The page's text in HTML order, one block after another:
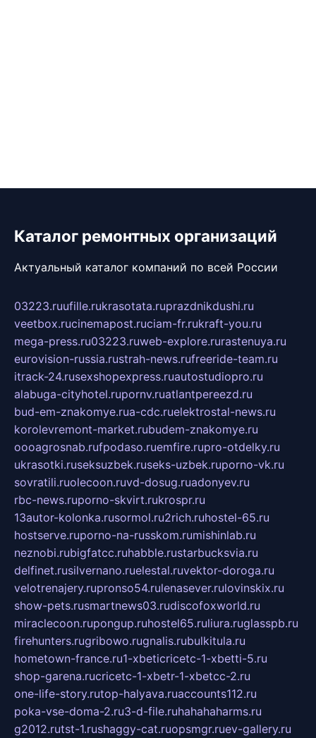
Каталог ремонтных организаций
Актуальный каталог компаний по всей России
03223.ruufille.rukrasotata.ruprazdnikdushi.ru
veetbox.rucinemapost.ruciam-fr.rukraft-you.ru
mega-press.ru03223.ruweb-explore.rurastenuya.ru
eurovision-russia.rustrah-news.rufreeride-team.ru
itrack-24.rusexshopexpress.ruautostudiopro.ru
alabuga-cityhotel.rupornv.ruatlantpereezd.ru
bud-em-znakomye.rua-cdc.ruelektrostal-news.ru
korolevremont-market.rubudem-znakomye.ru
oooagrosnab.rufpodaso.ruemfire.rupro-otdelky.ru
ukrasotki.ruseksuzbek.ruseks-uzbek.ruporno-vk.ru
sovratili.ruolecoon.ruvd-dosug.ruadonyev.ru
rbc-news.ruporno-skvirt.rukrospr.ru
13autor-kolonka.rusormol.ru2rich.ruhostel-65.ru
hostserve.ruporno-na-russkom.rumishinlab.ru
neznobi.rubigfatcc.ruhabble.rustarbucksvia.ru
delfinet.rusilvernano.ruelestal.ruvektor-doroga.ru
velotrenajery.rupronso54.rulenasever.rulovinskix.ru
show-pets.rusmartnews03.rudiscofoxworld.ru
miraclecoon.rupongup.ruhostel65.ruliura.ruglasspb.ru
firehunters.rugribowo.rugnalis.rubulkitula.ru
hometown-france.ru1-xbeticricetc-1-xbetti-5.ru
shop-garena.rucricetc-1-xbetr-1-xbetcc-2.ru
one-life-story.rutop-halyava.ruaccounts112.ru
poka-vse-doma-2.ru3-d-file.ruhahahaharms.ru
g2012.rutst-1.rushaggy-cat.ruopsmgr.ruev-gallery.ru